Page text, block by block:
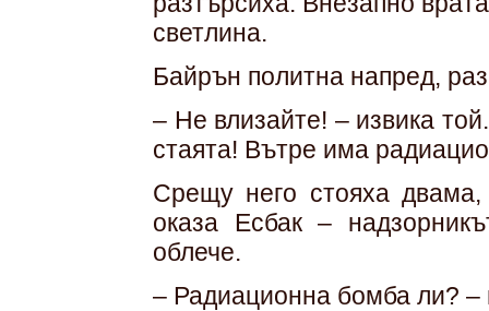
светлина.
Байрън политна напред,
– Не влизайте! – извика
стаята! Вътре има
Срещу него стояха
оказа Есбак –
облече.
– Радиационна бомба ли? –